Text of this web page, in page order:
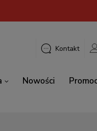
Kontakt
Nowości